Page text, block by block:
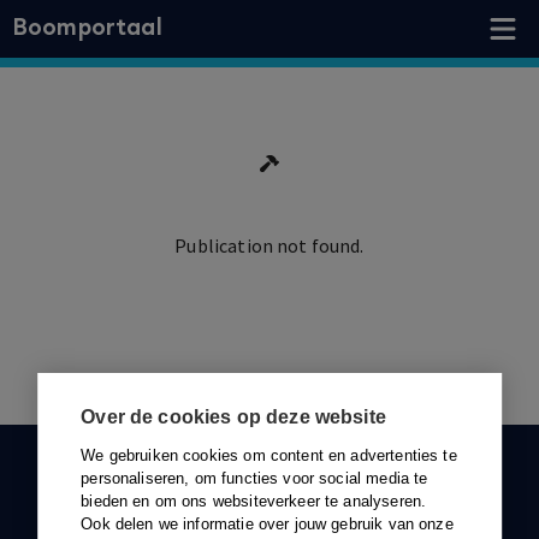
Over de cookies op deze website
We gebruiken cookies om content en advertenties te
personaliseren, om functies voor social media te
bieden en om ons websiteverkeer te analyseren.
Ook delen we informatie over jouw gebruik van onze
Boomportaal
Publication not found.
KLANTENSERVICE
088-0301000